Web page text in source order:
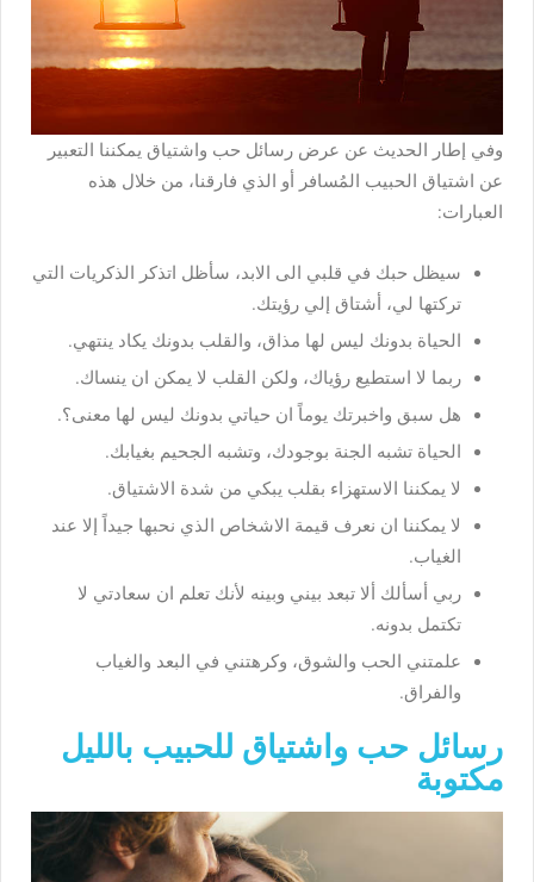
وفي إطار الحديث عن عرض رسائل حب واشتياق يمكننا التعبير
عن اشتياق الحبيب المُسافر أو الذي فارقنا، من خلال هذه
العبارات:
سيظل حبك في قلبي الى الابد، سأظل اتذكر الذكريات التي
تركتها لي، أشتاق إلي رؤيتك.
الحياة بدونك ليس لها مذاق، والقلب بدونك يكاد ينتهي.
ربما لا استطيع رؤياك، ولكن القلب لا يمكن ان ينساك.
هل سبق واخبرتك يوماً ان حياتي بدونك ليس لها معنى؟.
الحياة تشبه الجنة بوجودك، وتشبه الجحيم بغيابك.
لا يمكننا الاستهزاء بقلب يبكي من شدة الاشتياق.
لا يمكننا ان نعرف قيمة الاشخاص الذي نحبها جيداً إلا عند
الغياب.
ربي أسألك ألا تبعد بيني وبينه لأنك تعلم ان سعادتي لا
تكتمل بدونه.
علمتني الحب والشوق، وكرهتني في البعد والغياب
والفراق.
رسائل حب واشتياق للحبيب بالليل
مكتوبة